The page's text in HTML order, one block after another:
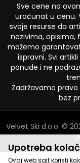
Sve cene na
uračunat u cenu.
svoje resurse da
nazivima, opisima,
možemo
ispravni. Svi
ponude i ne
Zadržavamo
bez
Velvet Ski d.o.o. ©
Upotreba
Ovaj web sajt koristi